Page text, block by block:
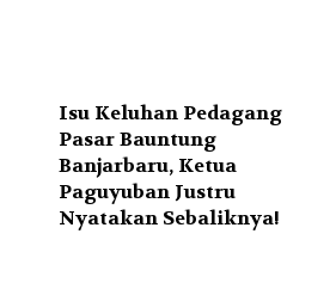
Isu Keluhan Pedagang
Pasar Bauntung
Banjarbaru, Ketua
Paguyuban Justru
Nyatakan Sebaliknya!